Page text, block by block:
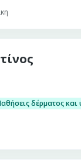
δέρματος και